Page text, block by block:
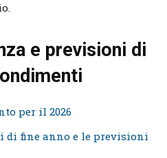
e previsioni di
per il 2026
di fine anno e le previsioni